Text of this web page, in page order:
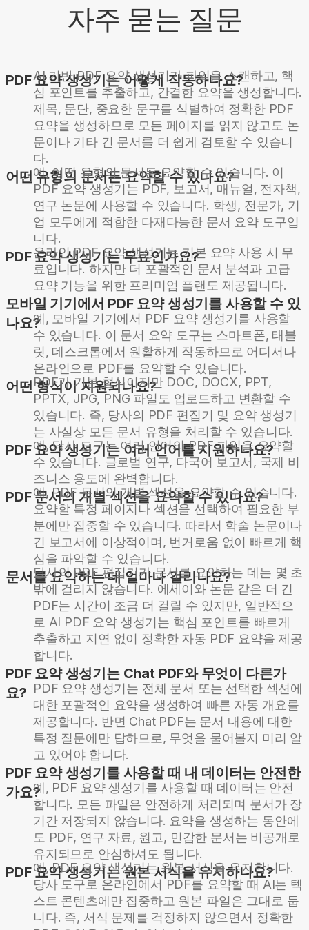
자주 묻는 질문
PDF 요약 생성기는 어떻게 작동하나요?
AI 기반 PDF 요약 생성기가 파일을 스캔하고, 핵
심 포인트를 추출하고, 간결한 요약을 생성합니다.
제목, 문단, 중요한 문구를 식별하여 정확한 PDF
요약을 생성하므로 모든 페이지를 읽지 않고도 논
문이나 기타 긴 문서를 더 쉽게 검토할 수 있습니
다.
어떤 유형의 문서든 요약할 수 있나요?
예, 어떤 유형의 문서든 요약할 수 있습니다. 이
PDF 요약 생성기는 PDF, 보고서, 매뉴얼, 전자책,
연구 논문에 사용할 수 있습니다. 학생, 전문가, 기
업 모두에게 적합한 다재다능한 문서 요약 도구입
니다.
PDF 요약 생성기는 무료인가요?
온라인 PDF 요약 생성기는 기본 요약 사용 시 무
료입니다. 하지만 더 포괄적인 문서 분석과 고급
요약 기능을 위한 프리미엄 플랜도 제공됩니다.
모바일 기기에서 PDF 요약 생성기를 사용할 수 있
나요?예, 모바일 기기에서 PDF 요약 생성기를 사용할
수 있습니다. 이 문서 요약 도구는 스마트폰, 태블
릿, 데스크톱에서 원활하게 작동하므로 어디서나
온라인으로 PDF를 요약할 수 있습니다.
어떤 형식이 지원되나요?
PDF가 기본 형식이지만 DOC, DOCX, PPT,
PPTX, JPG, PNG 파일도 업로드하고 변환할 수
있습니다. 즉, 당사의 PDF 편집기 및 요약 생성기
는 사실상 모든 문서 유형을 처리할 수 있습니다.
PDF 요약 생성기는 여러 언어를 지원하나요?
예, 당사 도구는 여러 언어의 PDF 파일을 요약할
수 있습니다. 글로벌 연구, 다국어 보고서, 국제 비
즈니스 용도에 완벽합니다.
PDF 문서의 개별 섹션을 요약할 수 있나요?
예, PDF 문서의 개별 섹션을 요약할 수 있습니다.
요약할 특정 페이지나 섹션을 선택하여 필요한 부
분에만 집중할 수 있습니다. 따라서 학술 논문이나
긴 보고서에 이상적이며, 번거로움 없이 빠르게 핵
심을 파악할 수 있습니다.
문서를 요약하는 데 얼마나 걸리나요?
당사의 PDF 편집기가 문서를 요약하는 데는 몇 초
밖에 걸리지 않습니다. 에세이와 논문 같은 더 긴
PDF는 시간이 조금 더 걸릴 수 있지만, 일반적으
로 AI PDF 요약 생성기는 핵심 포인트를 빠르게
추출하고 지연 없이 정확한 자동 PDF 요약을 제공
합니다.
PDF 요약 생성기는 Chat PDF와 무엇이 다른가
요? PDF 요약 생성기는 전체 문서 또는 선택한 섹션에
대한 포괄적인 요약을 생성하여 빠른 자동 개요를
제공합니다. 반면 Chat PDF는 문서 내용에 대한
특정 질문에만 답하므로, 무엇을 물어볼지 미리 알
고 있어야 합니다.
PDF 요약 생성기를 사용할 때 내 데이터는 안전한
가요?예, PDF 요약 생성기를 사용할 때 데이터는 안전
합니다. 모든 파일은 안전하게 처리되며 문서가 장
기간 저장되지 않습니다. 요약을 생성하는 동안에
도 PDF, 연구 자료, 원고, 민감한 문서는 비공개로
유지되므로 안심하셔도 됩니다.
PDF 요약 생성기는 원본 서식을 유지하나요?
예, PDF 요약 생성기는 원본 서식을 유지합니다.
당사 도구로 온라인에서 PDF를 요약할 때 AI는 텍
스트 콘텐츠에만 집중하고 원본 파일은 그대로 둡
니다. 즉, 서식 문제를 걱정하지 않으면서 정확한